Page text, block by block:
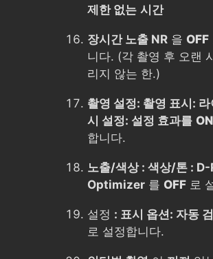
제한 없는 시간
장시간 노출 NR 을 OFF
니다. (각 촬영 후 오랜
리지 않는 한.)
촬영 설정: 촬영 표시:
시 설정: 설정 효과를 ON
합니다.
노출/색상 : 색상/톤 :
Optimizer 를 OFF 로
설정 : 표시 옵션: 자동
로 설정합니다.